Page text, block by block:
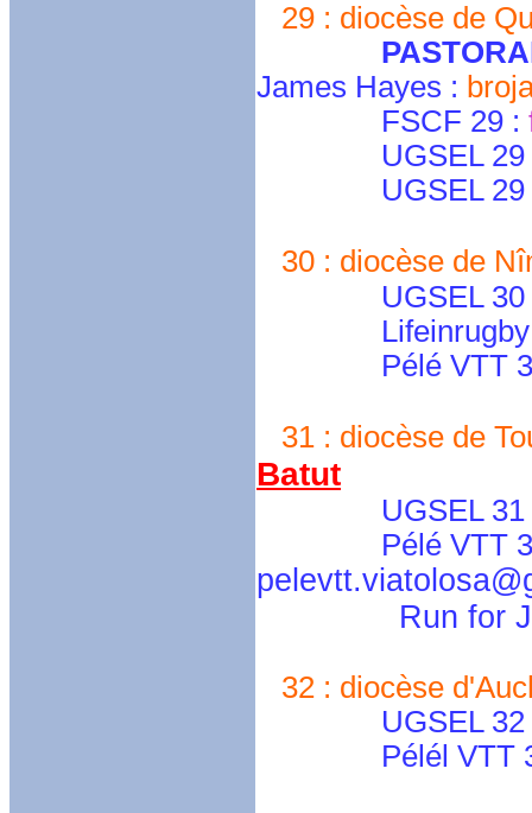
29 : diocèse de
James Hayes :
FSCF 29 :
UGSEL 29
UGSEL 29
30 : diocèse de
UGSEL 30 :
Lifeinrugby :
Pélé VTT
31 : diocèse de
Batut
UGSEL 31 :
Pélé VTT
Run for
32 : diocèse
UGSEL 32 :
Pélél VTT